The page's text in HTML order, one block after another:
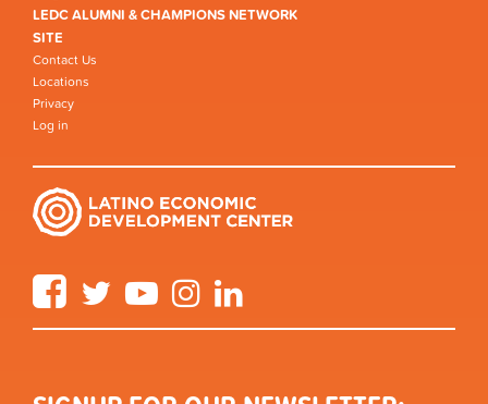
LEDC ALUMNI & CHAMPIONS NETWORK
SITE
Contact Us
Locations
Privacy
Log in
FacebookTwitter YouTube Instagram